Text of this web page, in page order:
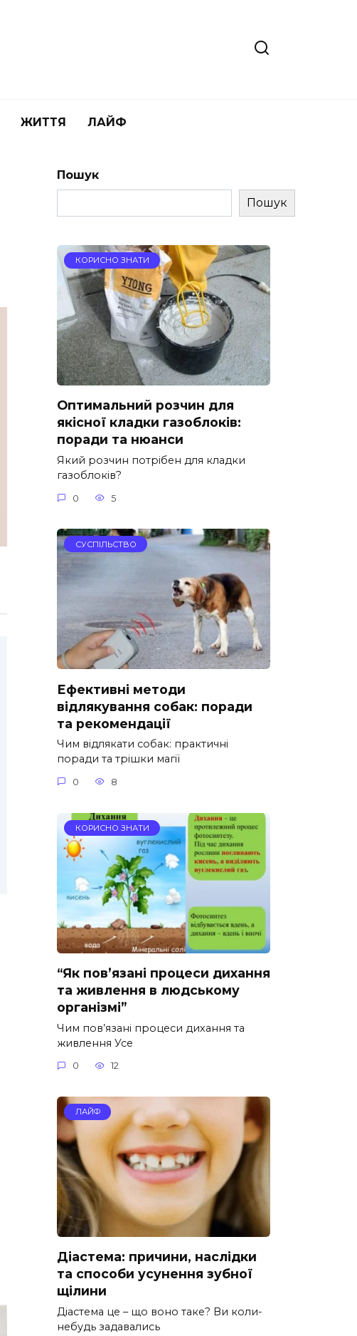
ЖИТТЯ ЛАЙФ
Пошук
Пошук
КОРИСНО ЗНАТИ
Оптимальний розчин для
якісної кладки газоблоків:
поради та нюанси
Який розчин потрібен для кладки
газоблоків?
0 5
СУСПІЛЬСТВО
Ефективні методи
відлякування собак: поради
та рекомендації
Чим відлякати собак: практичні
поради та трішки магії
0 8
КОРИСНО ЗНАТИ
“Як пов’язані процеси дихання
та живлення в людському
організмі”
Чим пов’язані процеси дихання та
живлення Усе
0 12
ЛАЙФ
Діастема: причини, наслідки
та способи усунення зубної
щілини
Діастема це – що воно таке? Ви коли-
небудь задавались